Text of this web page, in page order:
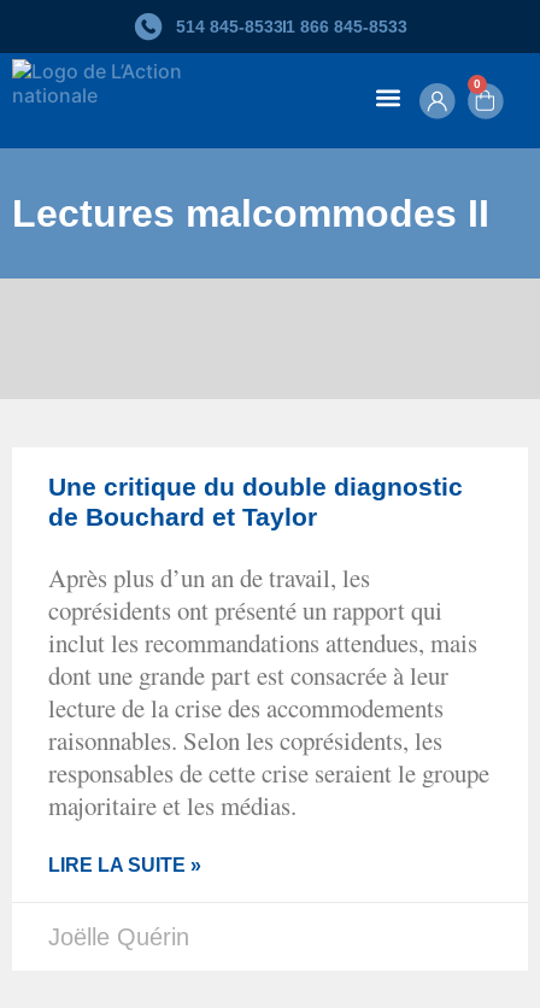
514 845‑85331 866 845‑8533
0
Lectures malcommodes II
Une critique du double diagnostic
de Bouchard et Taylor
Après plus d’un an de travail, les
coprésidents ont présenté un rapport qui
inclut les recommandations attendues, mais
dont une grande part est consacrée à leur
lecture de la crise des accommodements
raisonnables. Selon les coprésidents, les
responsables de cette crise seraient le groupe
majoritaire et les médias.
LIRE LA SUITE »
Joëlle Quérin